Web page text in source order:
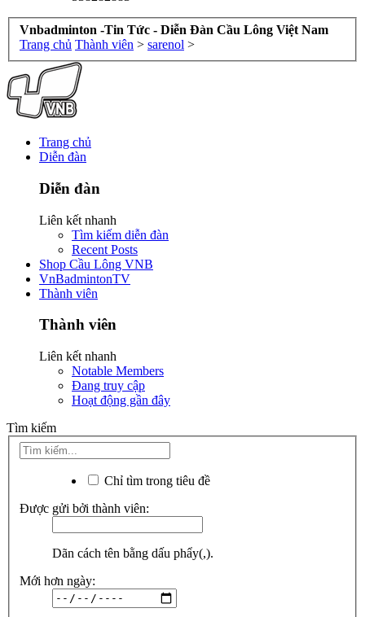
Vnbadminton -Tin Tức - Diễn Đàn Cầu Lông Việt Nam
Trang chủ Thành viên > sarenol >
Trang chủ
Diễn đàn
Diễn đàn
Liên kết nhanh
Tìm kiếm diễn đàn
Recent Posts
Shop Cầu Lông VNB
VnBadmintonTV
Thành viên
Thành viên
Liên kết nhanh
Notable Members
Đang truy cập
Hoạt động gần đây
Tìm kiếm
Chỉ tìm trong tiêu đề
Được gửi bởi thành viên:
Dãn cách tên bằng dấu phẩy(,).
Mới hơn ngày: